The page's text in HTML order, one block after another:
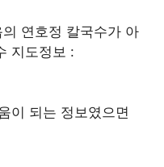
연호정 칼국수가 아
지도정보 :
이 되는 정보였으면